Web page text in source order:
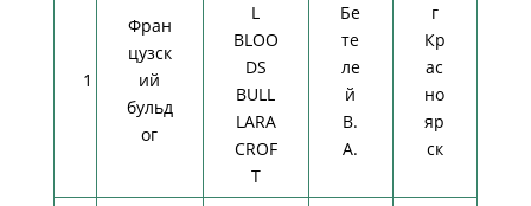
1
Фран
цузск
ий
бульд
ог
L
BLOO
DS
BULL
LARA
CROF
T
Бе
те
ле
й
В.
А.
г
Кр
ас
но
яр
ск